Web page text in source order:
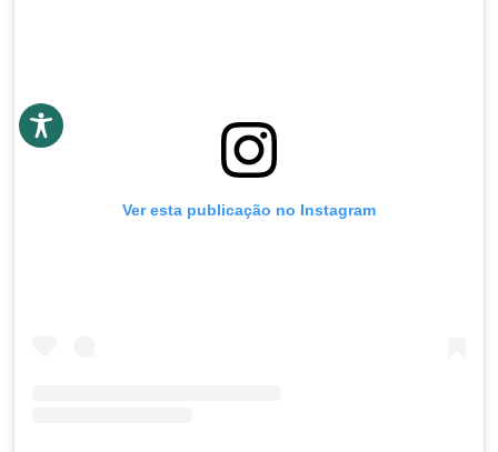
Ver esta publicação no Instagram